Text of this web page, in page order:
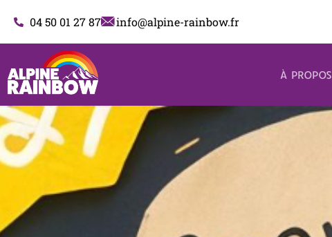
contenu
04 50 01 27 87 info@alpine-rainbow.fr
À PROPOS